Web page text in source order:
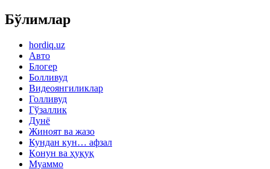
Бўлимлар
hordiq.uz
Авто
Блогер
Болливуд
Видеоянгиликлар
Голливуд
Гўзаллик
Дунё
Жиноят ва жазо
Кундан кун… афзал
Қонун ва ҳуқуқ
Муаммо